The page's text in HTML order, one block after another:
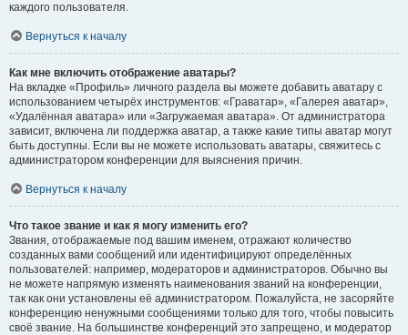
каждого пользователя.
Вернуться к началу
Как мне включить отображение аватары?
На вкладке «Профиль» личного раздела вы можете добавить аватару с
использованием четырёх инструментов: «Граватар», «Галерея аватар»,
«Удалённая аватара» или «Загружаемая аватара». От администратора
зависит, включена ли поддержка аватар, а также какие типы аватар могут
быть доступны. Если вы не можете использовать аватары, свяжитесь с
администратором конференции для выяснения причин.
Вернуться к началу
Что такое звание и как я могу изменить его?
Звания, отображаемые под вашим именем, отражают количество
созданных вами сообщений или идентифицируют определённых
пользователей: например, модераторов и администраторов. Обычно вы
не можете напрямую изменять наименования званий на конференции,
так как они установлены её администратором. Пожалуйста, не засоряйте
конференцию ненужными сообщениями только для того, чтобы повысить
своё звание. На большинстве конференций это запрещено, и модератор